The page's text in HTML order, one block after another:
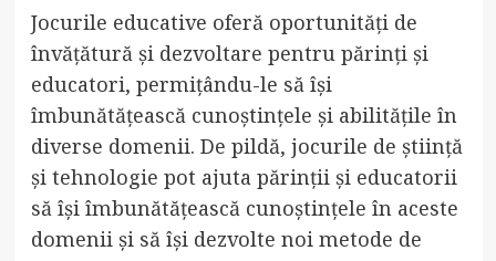
Jocurile educative oferă oportunități de
învățătură și dezvoltare pentru părinți și
educatori, permițându-le să își
îmbunătățească cunoștințele și abilitățile în
diverse domenii. De pildă, jocurile de știință
și tehnologie pot ajuta părinții și educatorii
să își îmbunătățească cunoștințele în aceste
domenii și să își dezvolte noi metode de